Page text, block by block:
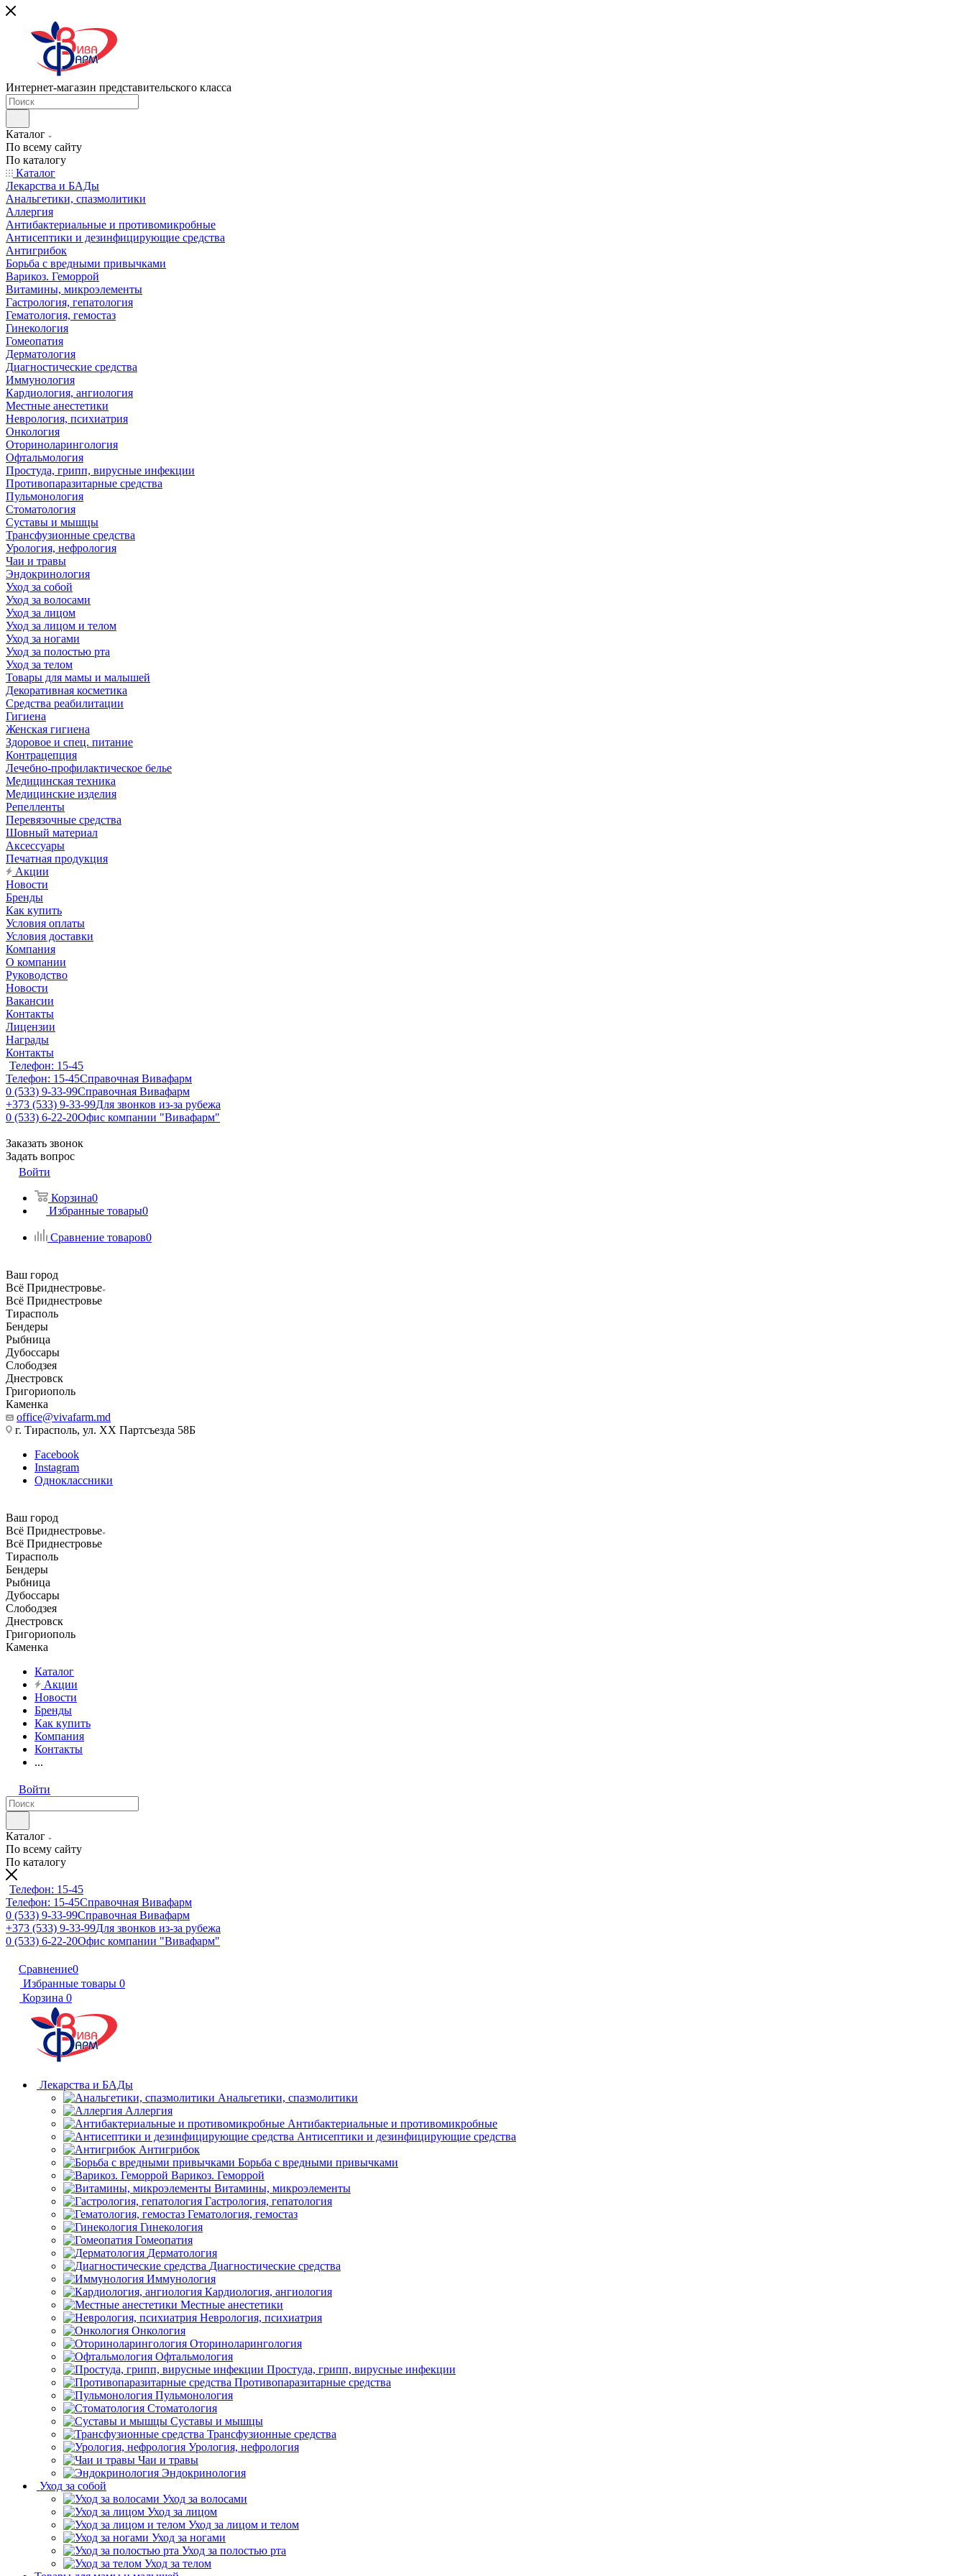
Интернет-магазин представительского класса
Каталог
По всему сайту
По каталогу
Каталог
Лекарства и БАДы
Анальгетики, спазмолитики
Аллергия
Антибактериальные и противомикробные
Антисептики и дезинфицирующие средства
Антигрибок
Борьба с вредными привычками
Варикоз. Геморрой
Витамины, микроэлементы
Гастрология, гепатология
Гематология, гемостаз
Гинекология
Гомеопатия
Дерматология
Диагностические средства
Иммунология
Кардиология, ангиология
Местные анестетики
Неврология, психиатрия
Онкология
Оториноларингология
Офтальмология
Простуда, грипп, вирусные инфекции
Противопаразитарные средства
Пульмонология
Стоматология
Суставы и мышцы
Трансфузионные средства
Урология, нефрология
Чаи и травы
Эндокринология
Уход за собой
Уход за волосами
Уход за лицом
Уход за лицом и телом
Уход за ногами
Уход за полостью рта
Уход за телом
Товары для мамы и малышей
Декоративная косметика
Средства реабилитации
Гигиена
Женская гигиена
Здоровое и спец. питание
Контрацепция
Лечебно-профилактическое белье
Медицинская техника
Медицинские изделия
Репелленты
Перевязочные средства
Шовный материал
Аксессуары
Печатная продукция
Акции
Новости
Бренды
Как купить
Условия оплаты
Условия доставки
Компания
О компании
Руководство
Новости
Вакансии
Контакты
Лицензии
Награды
Контакты
Телефон: 15-45
Телефон: 15-45Справочная Вивафарм
0 (533) 9-33-99Справочная Вивафарм
+373 (533) 9-33-99Для звонков из-за рубежа
0 (533) 6-22-20Офис компании "Вивафарм"
Заказать звонок
Задать вопрос
Войти
Корзина0
Избранные товары0
Сравнение товаров0
Ваш город
Всё Приднестровье
Всё Приднестровье
Тирасполь
Бендеры
Рыбница
Дубоссары
Слободзея
Днестровск
Григориополь
Каменка
office@vivafarm.md
г. Тирасполь, ул. ХХ Партсъезда 58Б
Facebook
Instagram
Одноклассники
Ваш город
Всё Приднестровье
Всё Приднестровье
Тирасполь
Бендеры
Рыбница
Дубоссары
Слободзея
Днестровск
Григориополь
Каменка
Каталог
Акции
Новости
Бренды
Как купить
Компания
Контакты
...
Войти
Каталог
По всему сайту
По каталогу
Телефон: 15-45
Телефон: 15-45Справочная Вивафарм
0 (533) 9-33-99Справочная Вивафарм
+373 (533) 9-33-99Для звонков из-за рубежа
0 (533) 6-22-20Офис компании "Вивафарм"
Сравнение0
Избранные товары 0
Корзина 0
Лекарства и БАДы
Анальгетики, спазмолитики
Аллергия
Антибактериальные и противомикробные
Антисептики и дезинфицирующие средства
Антигрибок
Борьба с вредными привычками
Варикоз. Геморрой
Витамины, микроэлементы
Гастрология, гепатология
Гематология, гемостаз
Гинекология
Гомеопатия
Дерматология
Диагностические средства
Иммунология
Кардиология, ангиология
Местные анестетики
Неврология, психиатрия
Онкология
Оториноларингология
Офтальмология
Простуда, грипп, вирусные инфекции
Противопаразитарные средства
Пульмонология
Стоматология
Суставы и мышцы
Трансфузионные средства
Урология, нефрология
Чаи и травы
Эндокринология
Уход за собой
Уход за волосами
Уход за лицом
Уход за лицом и телом
Уход за ногами
Уход за полостью рта
Уход за телом